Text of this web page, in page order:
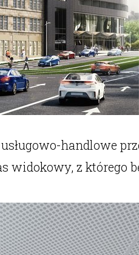
handlowe
z którego